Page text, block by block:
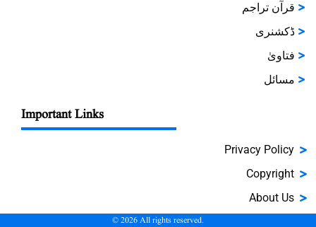
قرآن تراجم
ڈکشنری
فتاویٰ
مسائل
Important Links
Privacy Policy
Copyright
About Us
©2026All rights reserved.